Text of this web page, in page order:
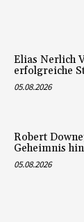
Elias Nerlich
erfolgreiche
05.08.2026
Robert
Geheimnis
05.08.2026